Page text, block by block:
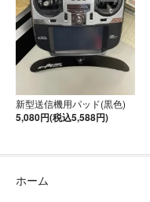
新型送信機用パッド(黒色)
5,080円(税込5,588円)
ホーム